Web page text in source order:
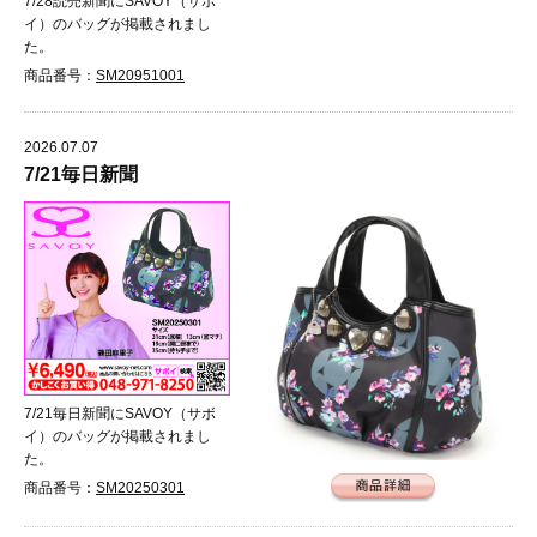
イ）のバッグが掲載されまし
た。
商品番号： SM20951001
2026.07.07
7/21毎日新聞
7/21毎日新聞にSAVOY（サボ
イ）のバッグが掲載されまし
た。
商品番号： SM20250301